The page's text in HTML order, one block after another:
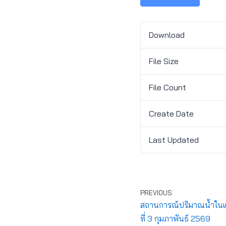
Download
File Size
File Count
Create Date
Last Updated
PREVIOUS
สถานการณ์ปริมาณน้ำใน
ที่ 3 กุมภาพันธ์ 2569